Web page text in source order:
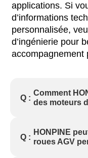
applications. Si
d’informations
personnalisée,
d’ingénierie pour
accompagnement
Q :
Comment
des moteurs
Q :
HONPINE
roues AGV